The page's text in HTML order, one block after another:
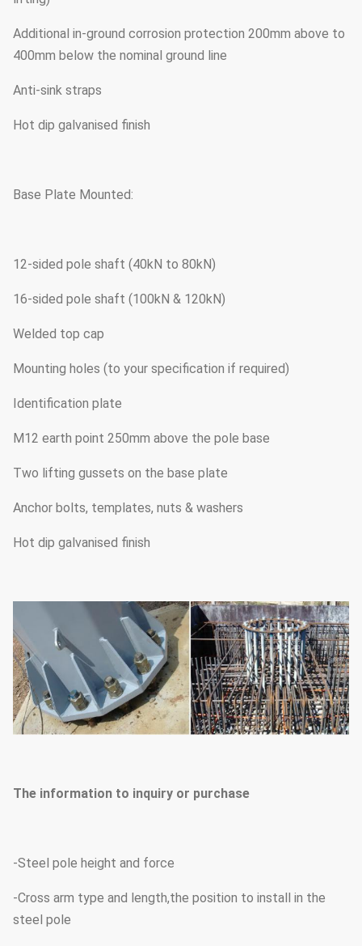
Additional in-ground corrosion protection 200mm above to
400mm below the nominal ground line
Anti-sink straps
Hot dip galvanised finish
Base Plate Mounted:
12-sided pole shaft (40kN to 80kN)
16-sided pole shaft (100kN & 120kN)
Welded top cap
Mounting holes (to your specification if required)
Identification plate
M12 earth point 250mm above the pole base
Two lifting gussets on the base plate
Anchor bolts, templates, nuts & washers
Hot dip galvanised finish
The information to inquiry or purchase
-Steel pole height and force
-Cross arm type and length,the position to install in the
steel pole